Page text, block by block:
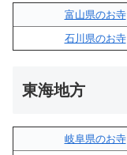
富山県のお寺
石川県のお寺
東海地方
岐阜県のお寺